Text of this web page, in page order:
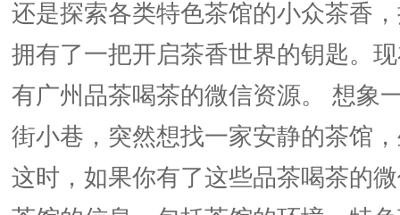
还是探索各类特色茶馆的小众茶香
拥有了一把开启茶香世界的钥匙。
有广州品茶喝茶的微信资源。 想象
街小巷，突然想找一家安静的茶馆
这时，如果你有了这些品茶喝茶的